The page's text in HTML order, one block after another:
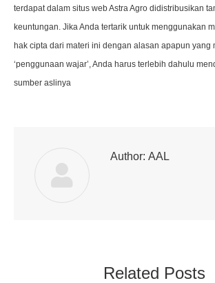
terdapat dalam situs web Astra Agro didistribusikan
keuntungan. Jika Anda tertarik untuk menggunakan
hak cipta dari materi ini dengan alasan apapun yang
‘penggunaan wajar’, Anda harus terlebih dahulu
sumber aslinya
Author: AAL
Related Posts